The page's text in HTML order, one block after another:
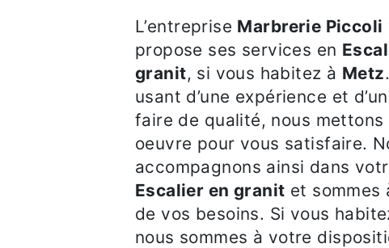
L’entreprise Marbrerie Piccoli
propose ses services en
granit, si vous habitez à Metz
usant d’une expérience et
faire de qualité, nous mettons
oeuvre pour vous satisfaire.
accompagnons ainsi dans
Escalier en granit et sommes
de vos besoins. Si vous
nous sommes à votre